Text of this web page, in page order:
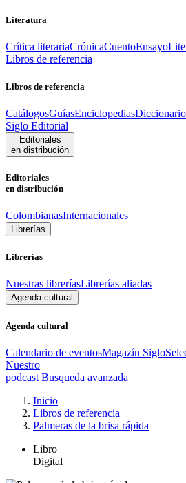
Literatura
Crítica literariaCrónicaCuentoEnsayo
Libros de referencia
Libros de referencia
CatálogosGuíasEnciclopedias
Siglo Editorial
Editoriales
en distribución
Editoriales
en distribución
ColombianasInternacionales
Librerías
Librerías
Nuestras libreríasLibrerías aliadas
Agenda cultural
Agenda cultural
Calendario de eventosMagazín Siglo
Nuestro
podcast Busqueda avanzada
Inicio
Libros de referencia
Palmeras de la brisa rápida
Libro
Digital